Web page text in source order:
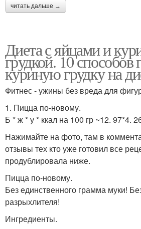
читать дальше →
Диета с яйцами и
грудкой. 10
куриную грудку на
Фитнес - ужины без вреда для
1. Пицца по-новому.
Б * ж * у * ккал на 100 гр ~12. 97*4.
Нажимайте на фото, там в
отзывы тех кто уже готовил все
продублировала ниже.
Пицца по-новому.
Без единственного грамма муки!
разрыхлителя!
Ингредиенты.